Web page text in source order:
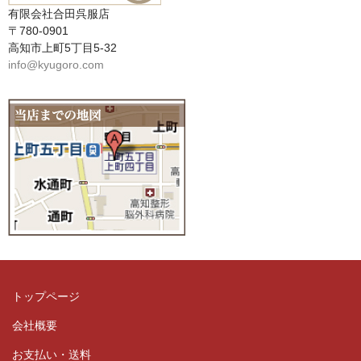
有限会社合田呉服店
〒780-0901
高知市上町5丁目5-32
info@kyugoro.com
トップページ
会社概要
お支払い・送料